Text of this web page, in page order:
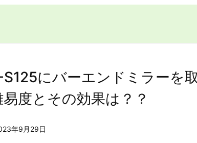
S125にバーエンドミラーを
度とその効果は？？
年9月29日